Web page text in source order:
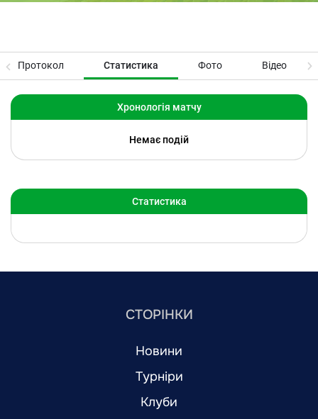
Протокол Статистика Фото Відео
Хронологія матчу
Немає подій
Статистика
СТОРІНКИ
Новини
Турніри
Клуби